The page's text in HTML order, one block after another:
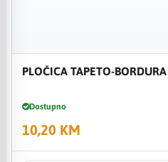
PLOČICA TAPETO-
Dostupno
10,20 KM